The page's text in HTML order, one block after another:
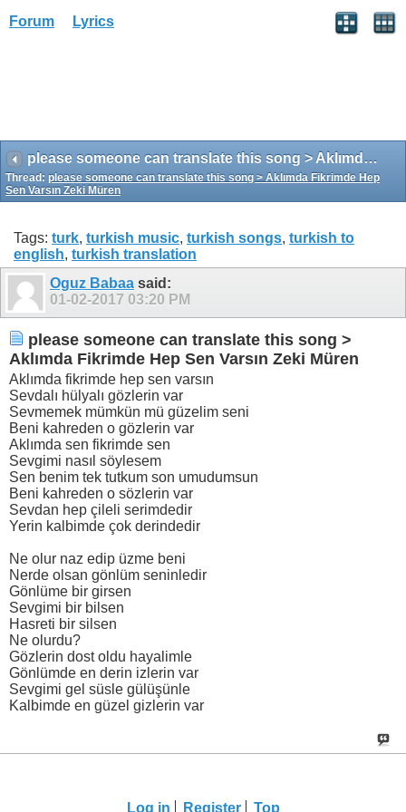
Forum Lyrics
please someone can translate this song > Aklımda Fikrimde Hep Sen Varsın Zeki Müren
Thread: please someone can translate this song > Aklımda Fikrimde Hep
Sen Varsın Zeki Müren
Tags: turk, turkish music, turkish songs, turkish to
english, turkish translation
Oguz Babaa said:
01-02-2017 03:20 PM
please someone can translate this song >
Aklımda Fikrimde Hep Sen Varsın Zeki Müren
Aklımda fikrimde hep sen varsın
Sevdalı hülyalı gözlerin var
Sevmemek mümkün mü güzelim seni
Beni kahreden o gözlerin var
Aklımda sen fikrimde sen
Sevgimi nasıl söylesem
Sen benim tek tutkum son umudumsun
Beni kahreden o sözlerin var
Sevdan hep çileli serimdedir
Yerin kalbimde çok derindedir
Ne olur naz edip üzme beni
Nerde olsan gönlüm seninledir
Gönlüme bir girsen
Sevgimi bir bilsen
Hasreti bir silsen
Ne olurdu?
Gözlerin dost oldu hayalimle
Gönlümde en derin izlerin var
Sevgimi gel süsle gülüşünle
Kalbimde en güzel gizlerin var
Log in Register Top